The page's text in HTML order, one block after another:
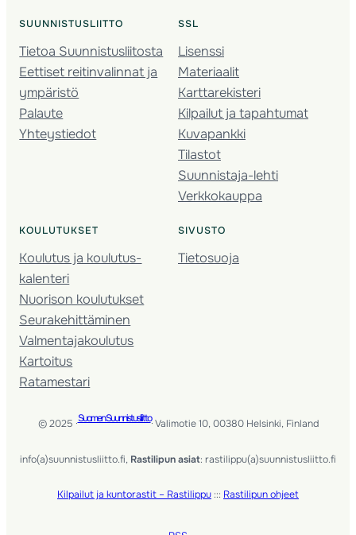
SUUNNISTUSLIITTO
Tietoa Suunnistusliitosta
Eettiset reitinvalinnat ja
ympäristö
Palaute
Yhteystiedot
SSL
Lisenssi
Materiaalit
Karttarekisteri
Kilpailut ja tapahtumat
Kuvapankki
Tilastot
Suunnistaja-lehti
Verkkokauppa
KOULUTUKSET
Koulutus ja koulutus­
kalenteri
Nuorison koulutukset
Seura­kehittäminen
Valmentaja­koulutus
Kartoitus
Ratamestari
SIVUSTO
Tietosuoja
© 2025 ·Suomen Suunnistusliitto· Valimotie 10, 00380 Helsinki, Finland
info(a)suunnistusliitto.fi, Rastilipun asiat: rastilippu(a)suunnistusliitto.fi
Kilpailut ja kuntorastit – Rastilippu ::: Rastilipun ohjeet